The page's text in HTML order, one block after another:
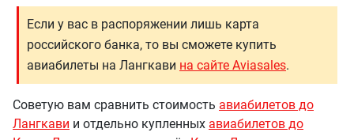
Если у вас в распоряжении лишь карта
российского банка, то вы сможете купить
авиабилеты на Лангкави на сайте Aviasales.
Советую вам сравнить стоимость авиабилетов до
Лангкави и отдельно купленных авиабилетов до